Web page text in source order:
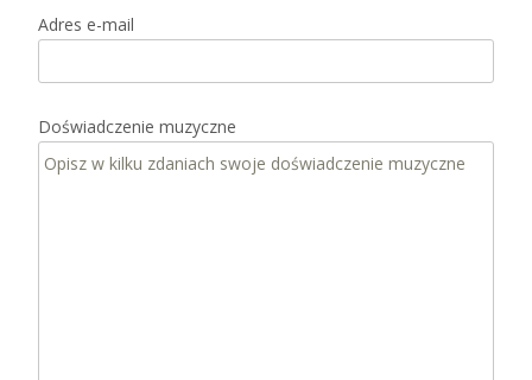
Adres e-mail
Doświadczenie muzyczne